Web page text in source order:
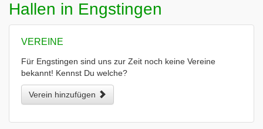
Hallen in Engstingen
VEREINE
Für Engstingen sind uns zur Zeit noch keine Vereine
bekannt! Kennst Du welche?
Verein hinzufügen